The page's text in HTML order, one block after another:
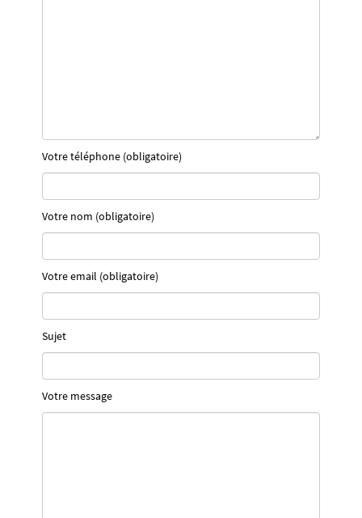
Votre téléphone (obligatoire)
Votre nom (obligatoire)
Votre email (obligatoire)
Sujet
Votre message